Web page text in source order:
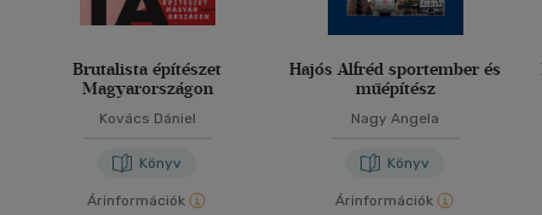
Brutalista építészet
Magyarországon
Kovács Dániel
Könyv
Árinformációk
Hajós Alfréd sportember és
műépítész
Nagy Angela
Könyv
Árinformációk